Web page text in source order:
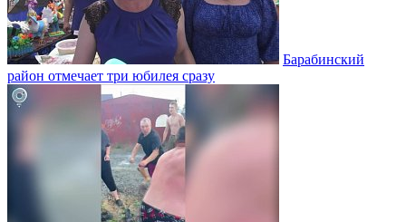
Барабинский
район отмечает три юбилея сразу